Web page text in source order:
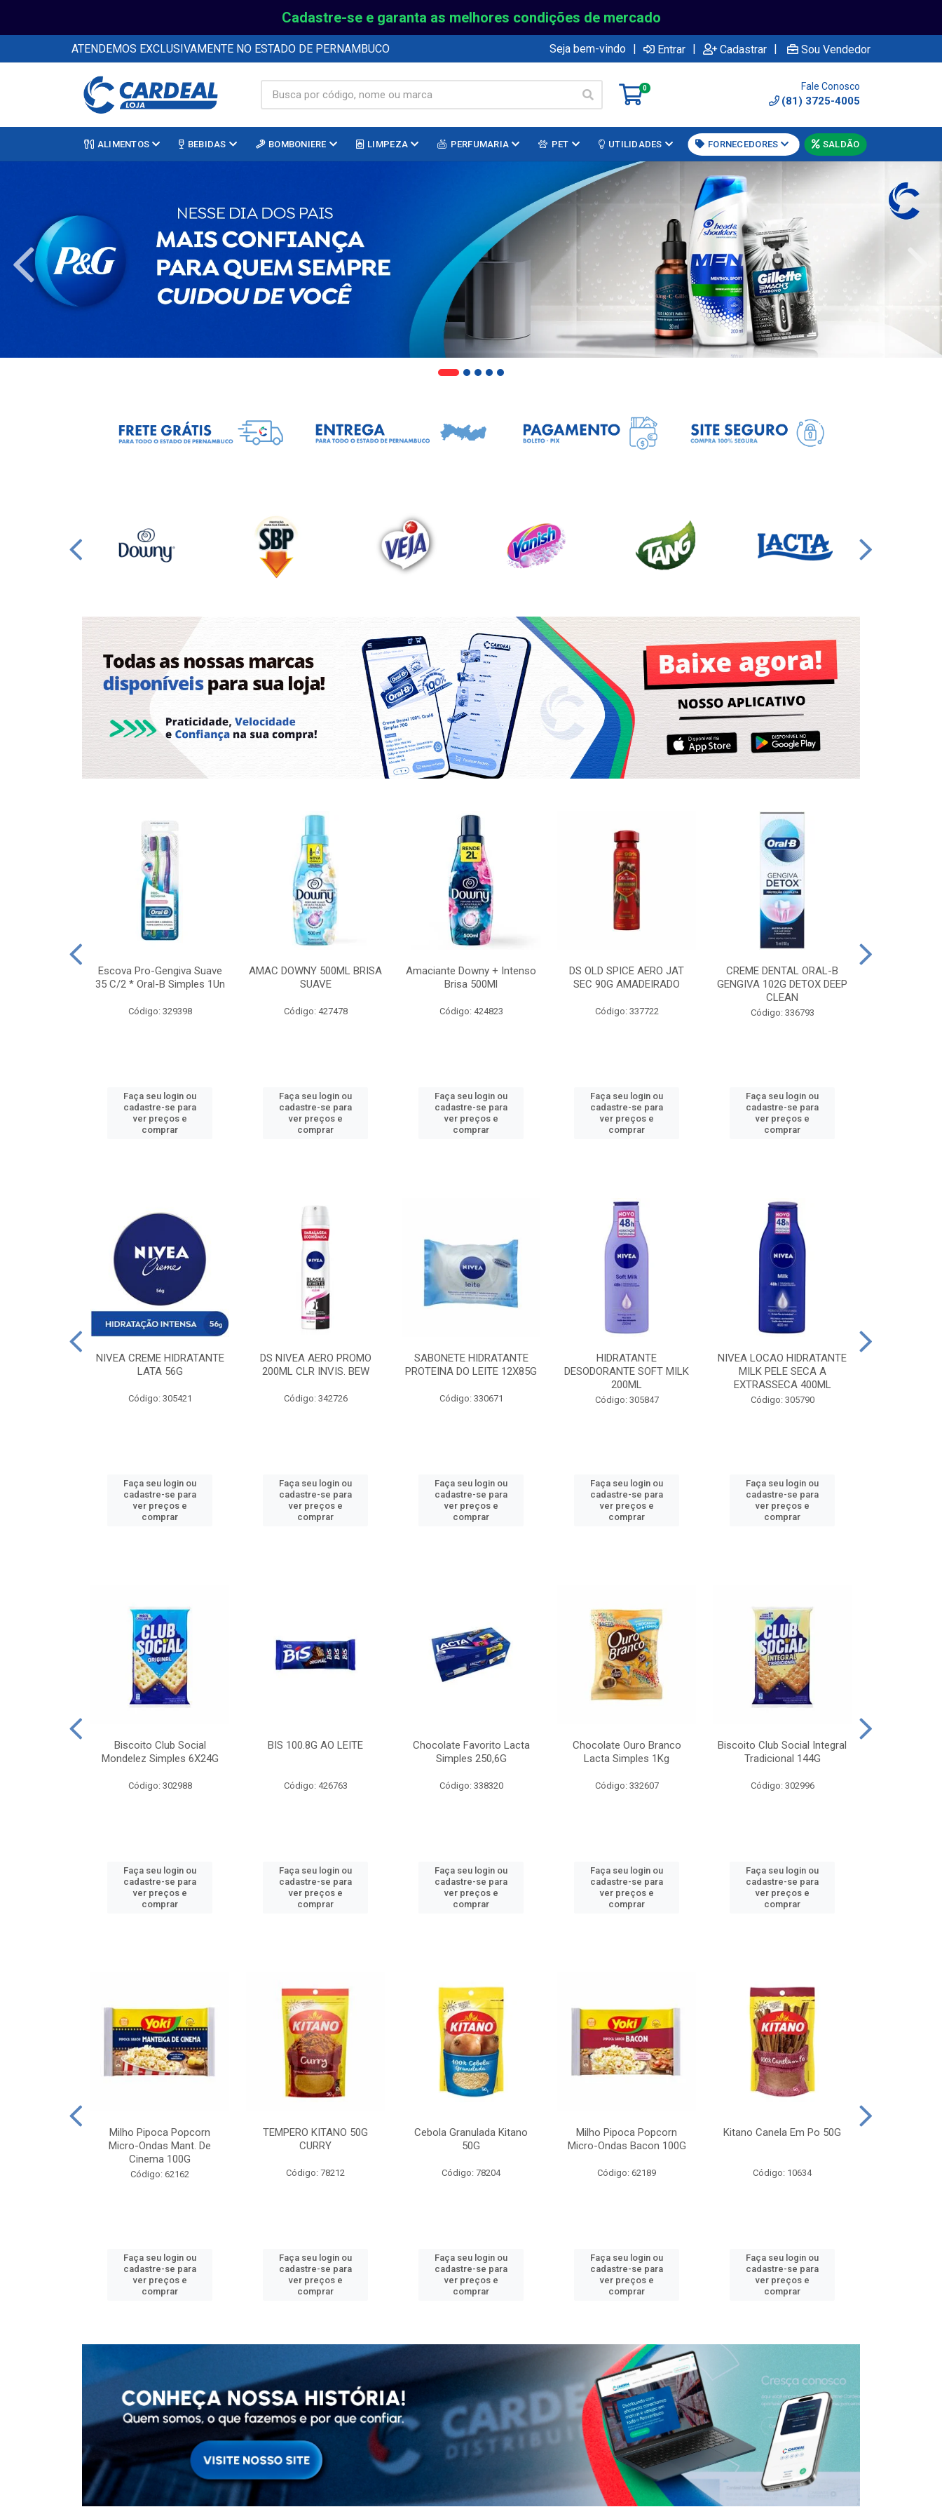
Cadastre-se e garanta as melhores condições de mercado
ATENDEMOS EXCLUSIVAMENTE NO ESTADO DE PERNAMBUCO Seja bem-vindo | Entrar | Cadastrar | Sou Vendedor
0 Fale Conosco
(81) 3725-4005
ALIMENTOS BEBIDAS BOMBONIERE LIMPEZA PERFUMARIA PET UTILIDADES FORNECEDORES SALDÃO
Escova Pro-Gengiva Suave
35 C/2 * Oral-B Simples 1Un
Código: 329398
Faça seu login ou
cadastre-se para
ver preços e
comprar
AMAC DOWNY 500ML BRISA
SUAVE
Código: 427478
Faça seu login ou
cadastre-se para
ver preços e
comprar
Amaciante Downy + Intenso
Brisa 500Ml
Código: 424823
Faça seu login ou
cadastre-se para
ver preços e
comprar
DS OLD SPICE AERO JAT
SEC 90G AMADEIRADO
Código: 337722
Faça seu login ou
cadastre-se para
ver preços e
comprar
CREME DENTAL ORAL-B
GENGIVA 102G DETOX DEEP
CLEAN
Código: 336793
Faça seu login ou
cadastre-se para
ver preços e
comprar
NIVEA CREME HIDRATANTE
LATA 56G
Código: 305421
Faça seu login ou
cadastre-se para
ver preços e
comprar
DS NIVEA AERO PROMO
200ML CLR INVIS. BEW
Código: 342726
Faça seu login ou
cadastre-se para
ver preços e
comprar
SABONETE HIDRATANTE
PROTEINA DO LEITE 12X85G
Código: 330671
Faça seu login ou
cadastre-se para
ver preços e
comprar
HIDRATANTE
DESODORANTE SOFT MILK
200ML
Código: 305847
Faça seu login ou
cadastre-se para
ver preços e
comprar
NIVEA LOCAO HIDRATANTE
MILK PELE SECA A
EXTRASSECA 400ML
Código: 305790
Faça seu login ou
cadastre-se para
ver preços e
comprar
Biscoito Club Social
Mondelez Simples 6X24G
Código: 302988
Faça seu login ou
cadastre-se para
ver preços e
comprar
BIS 100.8G AO LEITE
Código: 426763
Faça seu login ou
cadastre-se para
ver preços e
comprar
Chocolate Favorito Lacta
Simples 250,6G
Código: 338320
Faça seu login ou
cadastre-se para
ver preços e
comprar
Chocolate Ouro Branco
Lacta Simples 1Kg
Código: 332607
Faça seu login ou
cadastre-se para
ver preços e
comprar
Biscoito Club Social Integral
Tradicional 144G
Código: 302996
Faça seu login ou
cadastre-se para
ver preços e
comprar
Milho Pipoca Popcorn
Micro-Ondas Mant. De
Cinema 100G
Código: 62162
Faça seu login ou
cadastre-se para
ver preços e
comprar
TEMPERO KITANO 50G
CURRY
Código: 78212
Faça seu login ou
cadastre-se para
ver preços e
comprar
Cebola Granulada Kitano
50G
Código: 78204
Faça seu login ou
cadastre-se para
ver preços e
comprar
Milho Pipoca Popcorn
Micro-Ondas Bacon 100G
Código: 62189
Faça seu login ou
cadastre-se para
ver preços e
comprar
Kitano Canela Em Po 50G
Código: 10634
Faça seu login ou
cadastre-se para
ver preços e
comprar